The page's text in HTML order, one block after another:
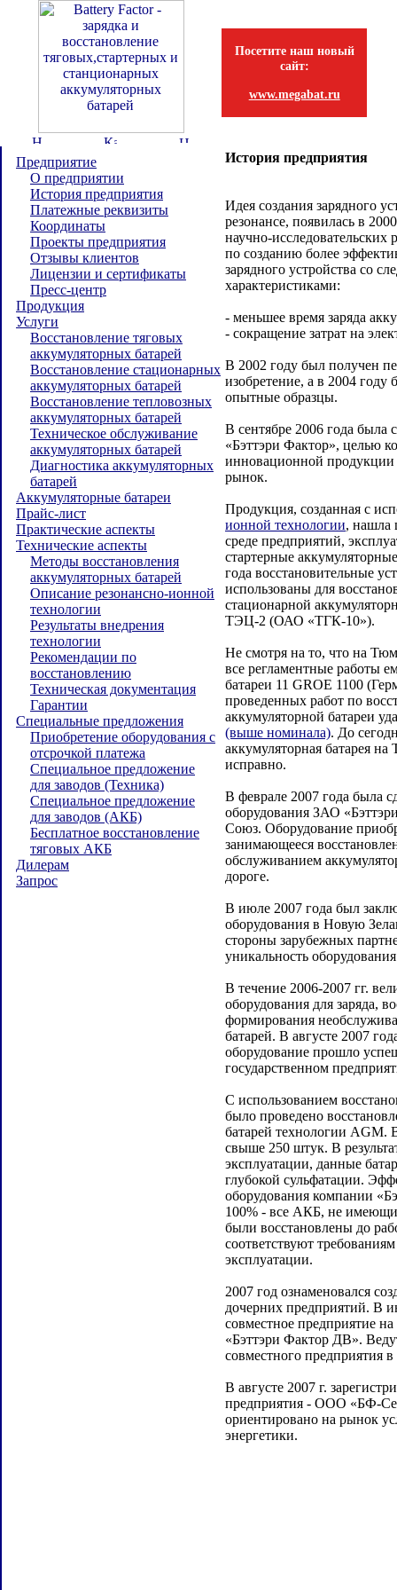
Посетите наш новый
сайт:
www.megabat.ru
Предприятие
О предприятии
История предприятия
Платежные реквизиты
Координаты
Проекты предприятия
Отзывы клиентов
Лицензии и сертификаты
Пресс-центр
Продукция
Услуги
Восстановление тяговых
аккумуляторных батарей
Восстановление стационарных
аккумуляторных батарей
Восстановление тепловозных
аккумуляторных батарей
Техническое обслуживание
аккумуляторных батарей
Диагностика аккумуляторных
батарей
Аккумуляторные батареи
Прайс-лист
Практические аспекты
Технические аспекты
Методы восстановления
аккумуляторных батарей
Описание резонансно-ионной
технологии
Результаты внедрения
технологии
Рекомендации по
восстановлению
Техническая документация
Гарантии
Специальные предложения
Приобретение оборудования с
отсрочкой платежа
Специальное предложение
для заводов (Техника)
Специальное предложение
для заводов (АКБ)
Бесплатное восстановление
тяговых АКБ
Дилерам
Запрос
История предприятия
Идея создания зарядного
резонансе, появилась в
научно-исследовательских
по созданию более
зарядного устройства со
характеристиками:
- меньшее время заряда
- сокращение затрат на
В 2002 году был получен
изобретение, а в 2004
опытные образцы.
В сентябре 2006 года была
«Бэттэри Фактор», целью
инновационной
рынок.
Продукция, созданная с
ионной технологии, нашла
среде предприятий,
стартерные
года восстановительные
использованы для
стационарной
ТЭЦ-2 (ОАО «ТГК-10»).
Не смотря на то, что на
все регламентные работы
батареи 11 GROE 1100
проведенных работ по
аккумуляторной батареи
(выше номинала). До
аккумуляторная батарея
исправно.
В феврале 2007 года была
оборудования ЗАО
Союз. Оборудование
занимающееся
обслуживанием
дороге.
В июле 2007 года был
оборудования в Новую
стороны зарубежных
уникальность
В течение 2006-2007 гг.
оборудования для заряда,
формирования
батарей. В августе 2007
оборудование прошло
государственном
С использованием
было проведено
батарей технологии AGM.
свыше 250 штук. В
эксплуатации, данные
глубокой сульфатации.
оборудования компании
100% - все АКБ, не
были восстановлены до
соответствуют
эксплуатации.
2007 год ознаменовался
дочерних предприятий. В
совместное предприятие
«Бэттэри Фактор ДВ».
совместного предприятия
В августе 2007 г.
предприятия - ООО «БФ-
ориентировано на рынок
энергетики.